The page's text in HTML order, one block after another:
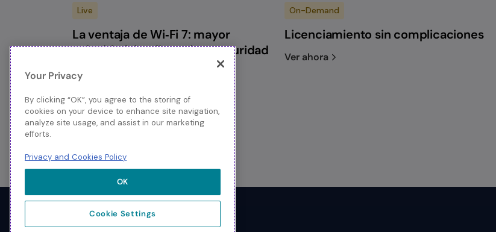
Live
La ventaja de Wi‑Fi 7: mayor
velocidad, inteligencia y seguridad
Ver ahora
On-Demand
Licenciamiento sin complicaciones
Ver ahora
Social
Your Privacy
By clicking “OK”, you agree to the storing of
cookies on your device to enhance site navigation,
analyze site usage, and assist in our marketing
efforts.
Privacy and Cookies Policy
OK
Cookie Settings